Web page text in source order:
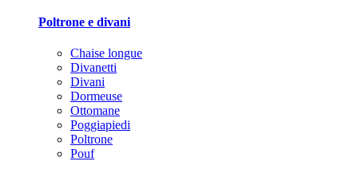
Poltrone e divani
Chaise longue
Divanetti
Divani
Dormeuse
Ottomane
Poggiapiedi
Poltrone
Pouf